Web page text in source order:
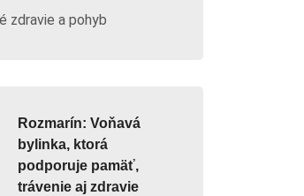
zdravie a pohyb
Rozmarín: Voňavá
bylinka, ktorá
podporuje pamäť,
trávenie aj zdravie